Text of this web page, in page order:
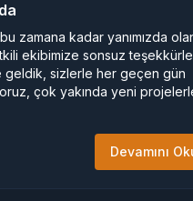
zamana kadar yanımızda
ekibimize sonsuz
geldik, sizlerle her geçen gün
çok yakında yeni
Devamını